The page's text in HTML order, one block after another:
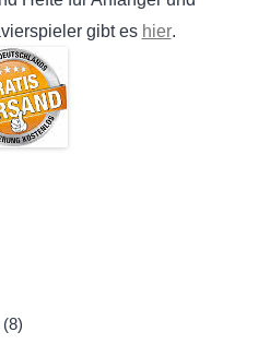
gibt es hier.